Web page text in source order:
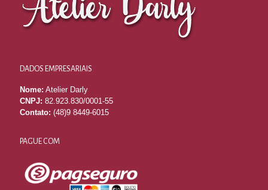
DADOS EMPRESARIAIS
Nome: Atelier Darly
CNPJ: 82.923.830/0001-55
Contato: (48)9 8449-6015
PAGUE COM